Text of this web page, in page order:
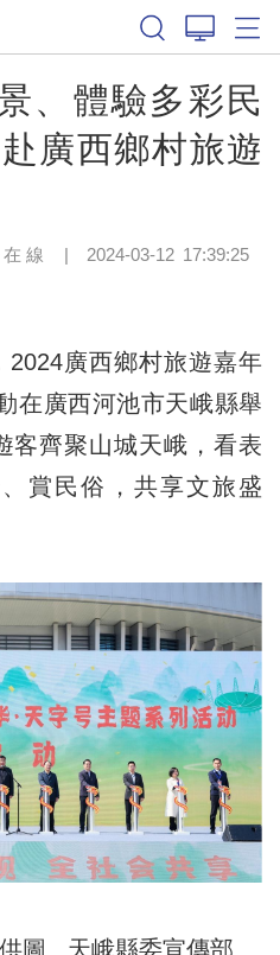
、體驗多彩民
廣西鄉村旅遊
線 | 2024-03-12 17:39:25
廣西鄉村旅遊嘉年
在廣西河池市天峨縣舉
客齊聚山城天峨，看表
賞民俗，共享文旅盛
天峨縣委宣傳部